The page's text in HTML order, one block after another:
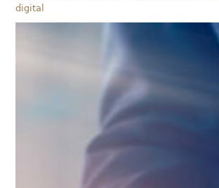
digital